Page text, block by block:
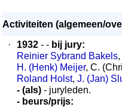
Activiteiten (algemeen/
·
1932 - - bij jury:
Reinier Sybrand Bakels,
H. (Henk) Meijer, C.
Roland Holst, J. (Jan)
- (als) - juryleden.
- beurs/prijs: